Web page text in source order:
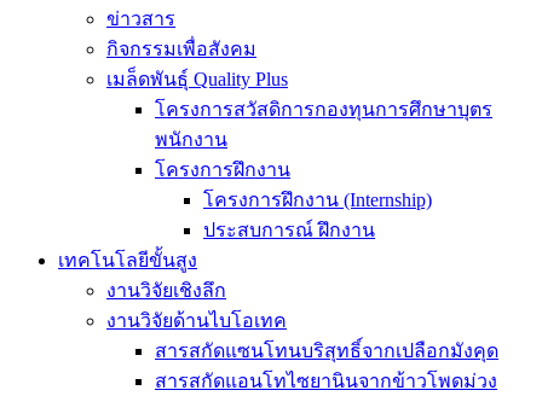
ข่าวสาร
กิจกรรมเพื่อสังคม
เมล็ดพันธุ์ Quality Plus
โครงการสวัสดิการกองทุนการศึกษาบุตร
พนักงาน
โครงการฝึกงาน
โครงการฝึกงาน (Internship)
ประสบการณ์ ฝึกงาน
เทคโนโลยีขั้นสูง
งานวิจัยเชิงลึก
งานวิจัยด้านไบโอเทค
สารสกัดแซนโทนบริสุทธิ์จากเปลือกมังคุด
สารสกัดแอนโทไซยานินจากข้าวโพดม่วง